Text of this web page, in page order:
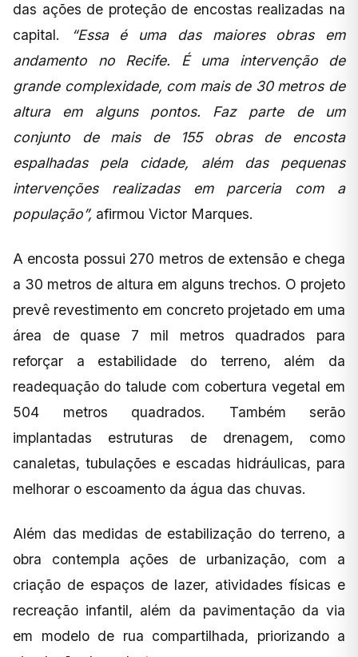
das ações de proteção de encostas realizadas na
capital.
“Essa é uma das maiores obras em
andamento no Recife. É uma intervenção de
grande complexidade, com mais de 30 metros de
altura em alguns pontos. Faz parte de um
conjunto de mais de 155 obras de encosta
espalhadas pela cidade, além das pequenas
intervenções realizadas em parceria com a
população”, afirmou Victor Marques.
A encosta possui 270 metros de extensão e chega
a 30 metros de altura em alguns trechos. O projeto
prevê revestimento em concreto projetado em uma
área de quase 7 mil metros quadrados para
reforçar a estabilidade do terreno, além da
readequação do talude com cobertura vegetal em
504 metros quadrados. Também serão
implantadas estruturas de drenagem, como
canaletas, tubulações e escadas hidráulicas, para
melhorar o escoamento da água das chuvas.
Além das medidas de estabilização do terreno, a
obra contempla ações de urbanização, com a
criação de espaços de lazer, atividades físicas e
recreação infantil, além da pavimentação da via
em modelo de rua compartilhada, priorizando a